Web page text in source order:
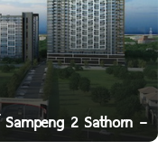
2 Sathorn –